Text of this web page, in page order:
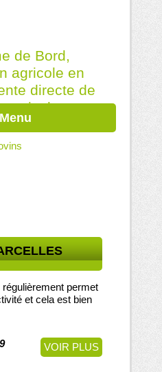
de Bord,
agricole en
directe de
agricoles
Menu
permet
et cela est bien
VOIR PLUS